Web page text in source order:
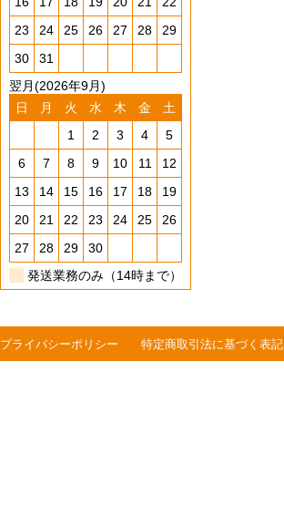
23
24 25 26 27 28
29
30
31
翌月(2026年9月)
日
月 火 水 木 金
土
1
2 3 4
5
6
7 8 9 10 11
12
13
14 15 16 17 18
19
20
21 22 23 24 25
26
27
28 29
30
発送業務のみ（14時まで）
プライバシーポリシー 特定商取引法に基づく表記